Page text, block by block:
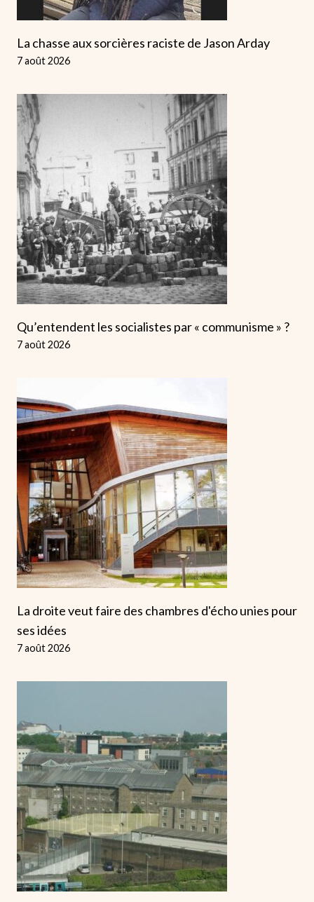
La chasse aux sorcières raciste de Jason Arday
7 août 2026
Qu’entendent les socialistes par « communisme » ?
7 août 2026
La droite veut faire des chambres d'écho unies pour
ses idées
7 août 2026